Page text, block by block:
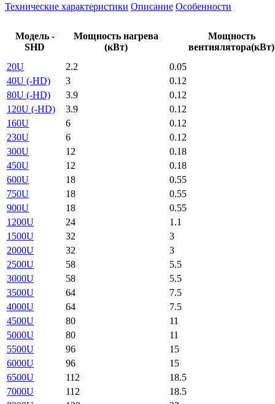
Технические характеристики Описание Особенности
Модель -
SHD
Мощность нагрева
(кВт)
Мощность
вентиялятора(кВт)
20U
2.2 0.05
40U (-HD)
3 0.12
80U (-HD)
3.9 0.12
120U (-HD)
3.9 0.12
160U
6 0.12
230U
6 0.12
300U
12 0.18
450U
12 0.18
600U
18 0.55
750U
18 0.55
900U
18 0.55
1200U
24 1.1
1500U
32 3
2000U
32 3
2500U
58 5.5
3000U
58 5.5
3500U
64 7.5
4000U
64 7.5
4500U
80 11
5000U
80 11
5500U
96 15
6000U
96 15
6500U
112 18.5
7000U
112 18.5